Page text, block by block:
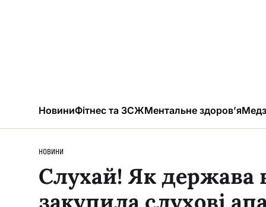
НовиниФітнес та ЗСЖМентальне здоров’я
НОВИНИ
Слухай! Як держава